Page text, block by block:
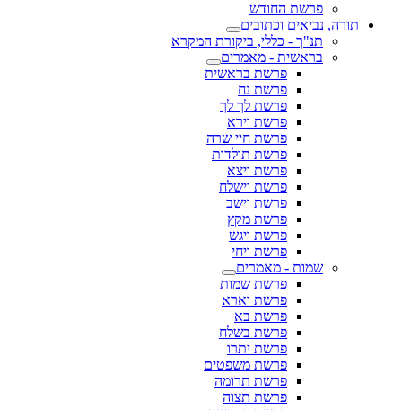
פרשת החודש
תורה, נביאים וכתובים
תנ"ך - כללי, ביקורת המקרא
בראשית - מאמרים
פרשת בראשית
פרשת נח
פרשת לך לך
פרשת וירא
פרשת חיי שרה
פרשת תולדות
פרשת ויצא
פרשת וישלח
פרשת וישב
פרשת מקץ
פרשת ויגש
פרשת ויחי
שמות - מאמרים
פרשת שמות
פרשת וארא
פרשת בא
פרשת בשלח
פרשת יתרו
פרשת משפטים
פרשת תרומה
פרשת תצוה